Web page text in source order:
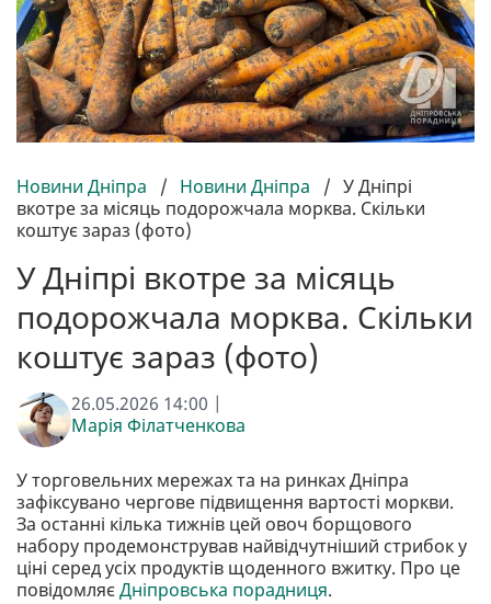
Новини Дніпра / Новини Дніпра / У Дніпрі
вкотре за місяць подорожчала морква. Скільки
коштує зараз (фото)
У Дніпрі вкотре за місяць
подорожчала морква. Скільки
коштує зараз (фото)
26.05.2026 14:00 |
Марія Філатченкова
У торговельних мережах та на ринках Дніпра
зафіксувано чергове підвищення вартості моркви.
За останні кілька тижнів цей овоч борщового
набору продемонстрував найвідчутніший стрибок у
ціні серед усіх продуктів щоденного вжитку. Про це
повідомляєДніпровська порадниця.